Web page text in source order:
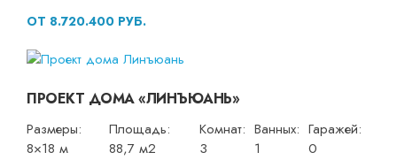
ОТ 8.720.400 РУБ.
ПРОЕКТ ДОМА «ЛИНЪЮАНЬ»
Размеры:
8×18 м
Площадь:
88,7 м2
Комнат:
3
Ванных:
1
Гаражей:
0